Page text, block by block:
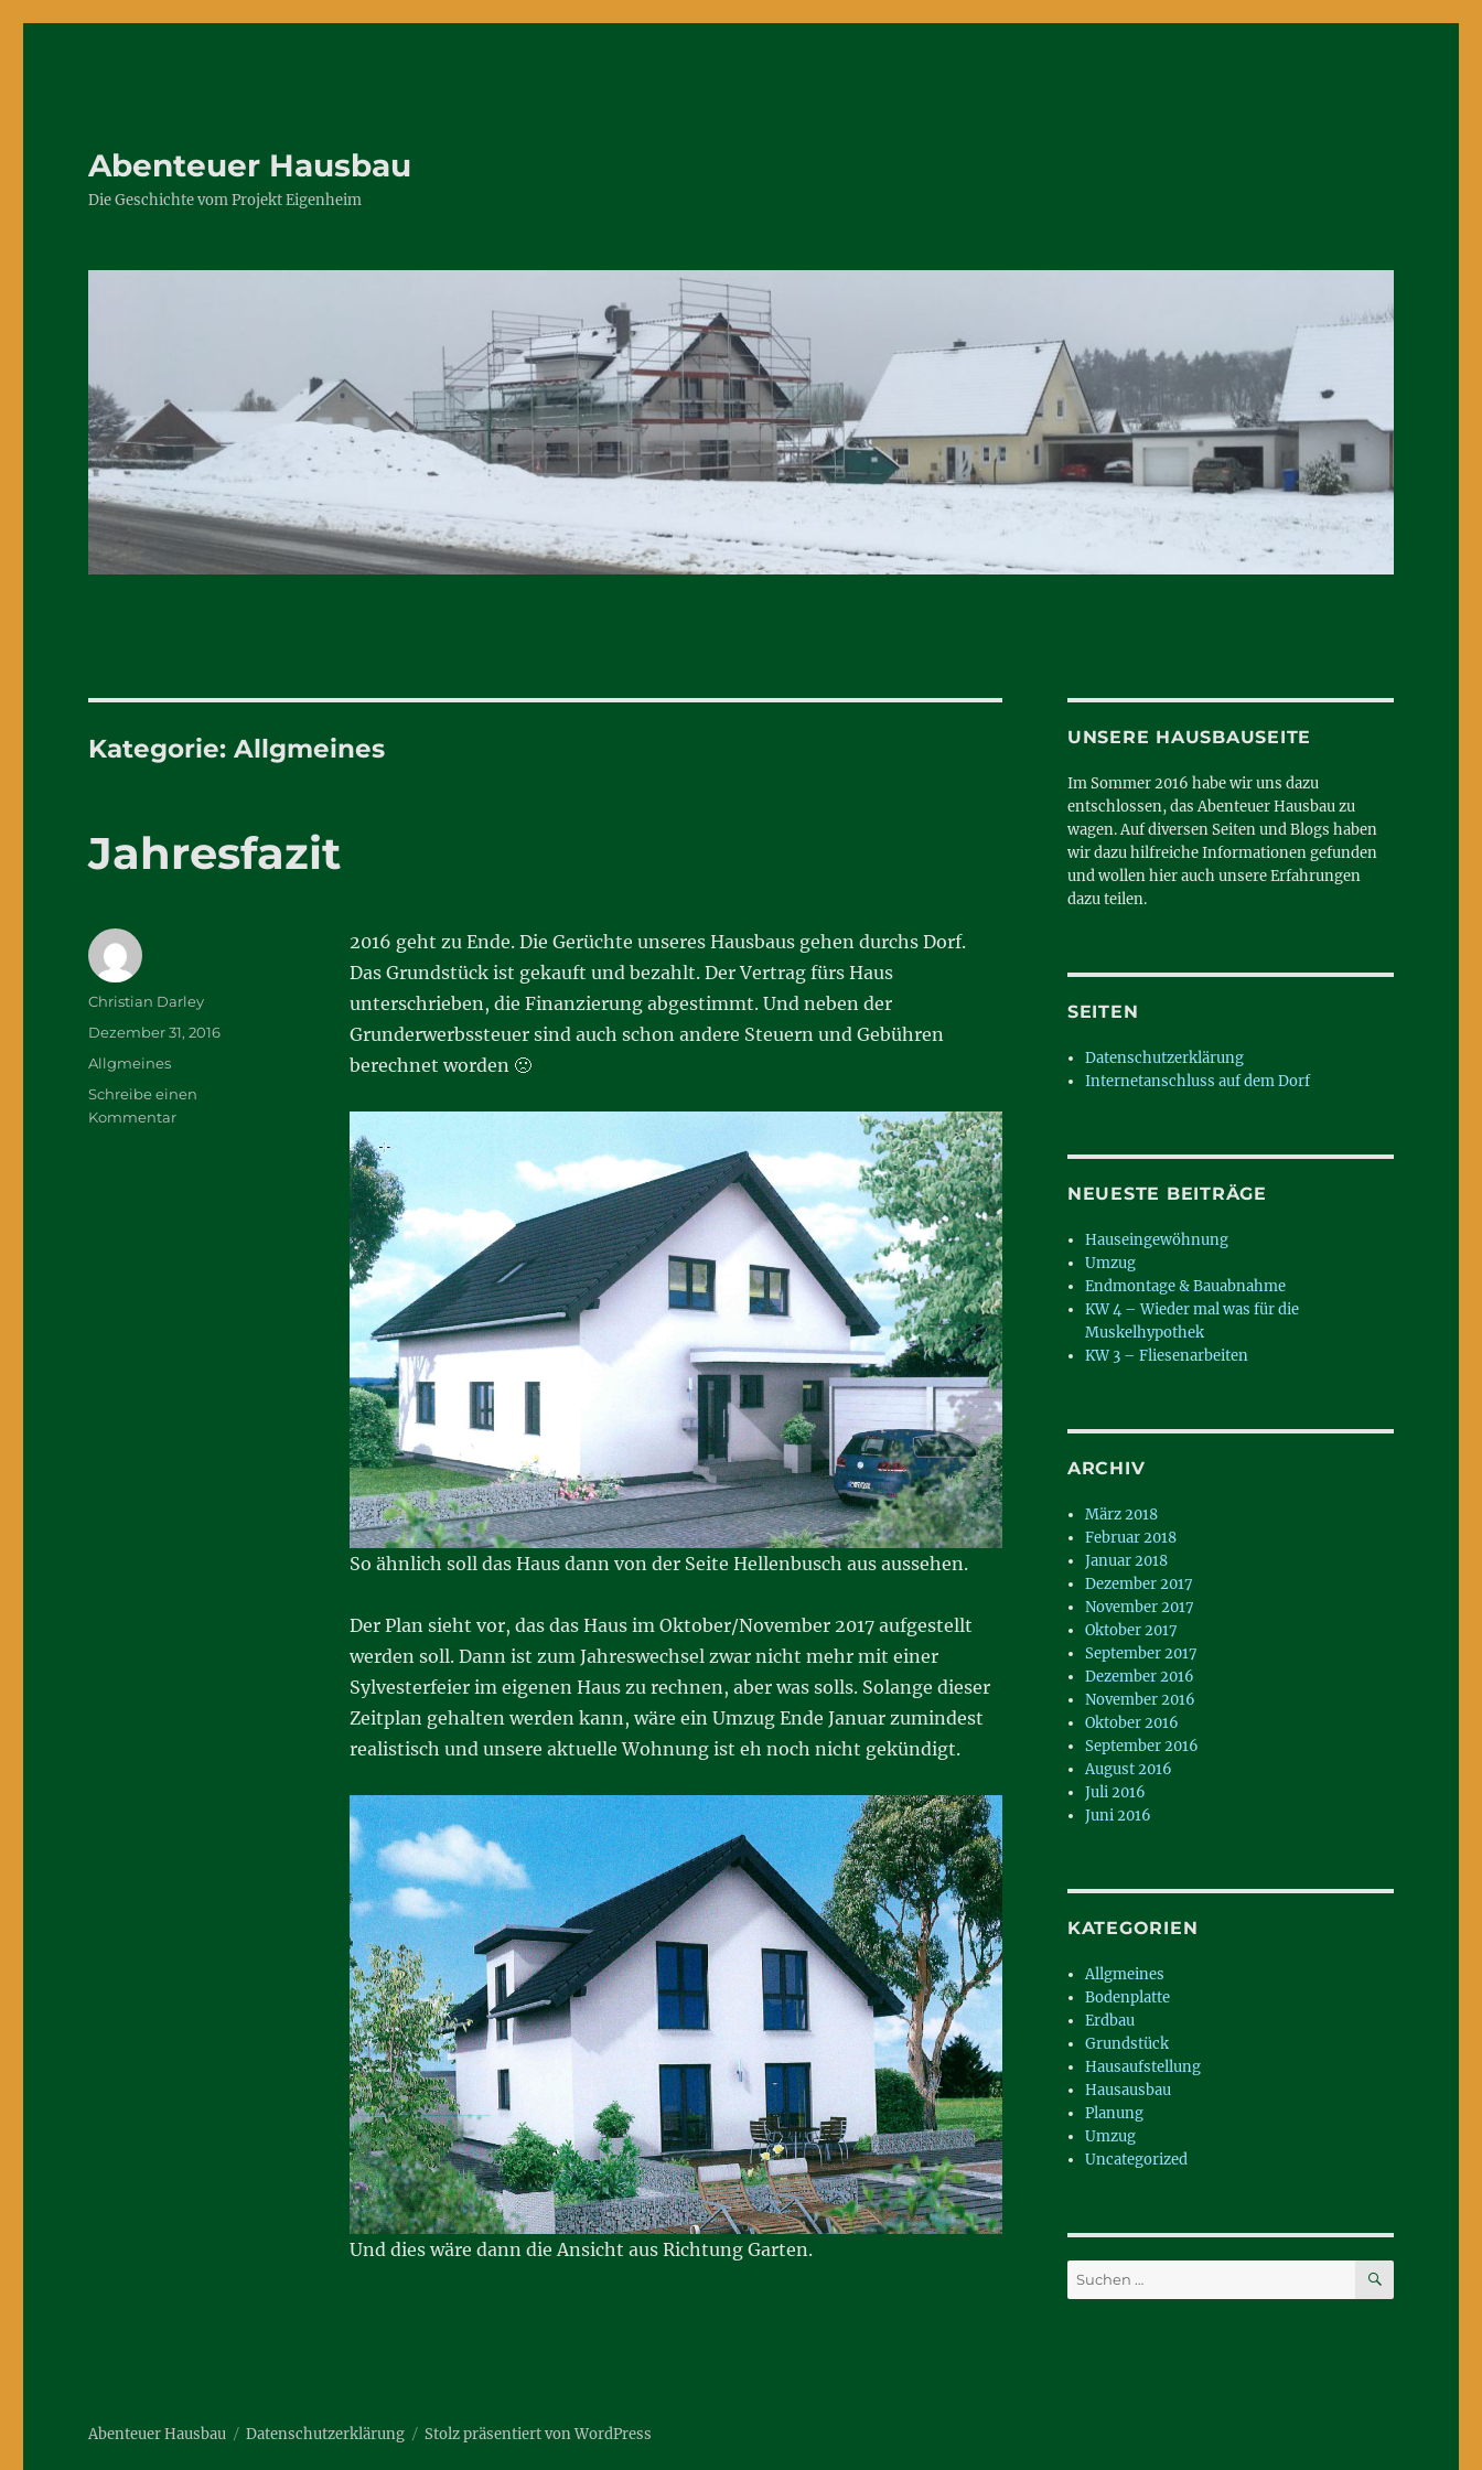
Abenteuer Hausbau
Die Geschichte vom Projekt Eigenheim
Kategorie:Allgmeines
Jahresfazit
2016 geht zu Ende. Die Gerüchte unseres Hausbaus gehen durchs Dorf.
Das Grundstück ist gekauft und bezahlt. Der Vertrag fürs Haus
unterschrieben, die Finanzierung abgestimmt. Und neben der
Grunderwerbssteuer sind auch schon andere Steuern und Gebühren
berechnet worden 🙁
So ähnlich soll das Haus dann von der Seite Hellenbusch aus aussehen.
Der Plan sieht vor, das das Haus im Oktober/November 2017 aufgestellt
werden soll. Dann ist zum Jahreswechsel zwar nicht mehr mit einer
Sylvesterfeier im eigenen Haus zu rechnen, aber was solls. Solange dieser
Zeitplan gehalten werden kann, wäre ein Umzug Ende Januar zumindest
realistisch und unsere aktuelle Wohnung ist eh noch nicht gekündigt.
Und dies wäre dann die Ansicht aus Richtung Garten.
Autor
Christian Darley
Veröffentlicht
am
Dezember 31, 2016
Kategorien
Allgmeines
Schreibe einen
Kommentarzu
UNSERE HAUSBAUSEITE
Im Sommer 2016 habe wir uns dazu
entschlossen, das Abenteuer Hausbau zu
wagen. Auf diversen Seiten und Blogs haben
wir dazu hilfreiche Informationen gefunden
und wollen hier auch unsere Erfahrungen
dazu teilen.
SEITEN
Datenschutzerklärung
Internetanschluss auf dem Dorf
NEUESTE BEITRÄGE
Hauseingewöhnung
Umzug
Endmontage & Bauabnahme
KW 4 – Wieder mal was für die
Muskelhypothek
KW 3 – Fliesenarbeiten
ARCHIV
März 2018
Februar 2018
Januar 2018
Dezember 2017
November 2017
Oktober 2017
September 2017
Dezember 2016
November 2016
Oktober 2016
September 2016
August 2016
Juli 2016
Juni 2016
KATEGORIEN
Allgmeines
Bodenplatte
Erdbau
Grundstück
Hausaufstellung
Hausausbau
Planung
Umzug
Uncategorized
Suchen
nach:
SUCHEN
Abenteuer Hausbau Datenschutzerklärung Stolz präsentiert von WordPress